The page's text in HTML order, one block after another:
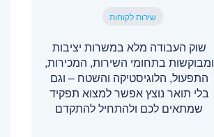
שירות לקוחות
שוק העבודה מלא במשרות יציבות
ומבוקשות בתחומי השירות, המכירות,
התפעול, הלוגיסטיקה והשטח – וגם
בלי תואר נוצץ אפשר למצוא תפקיד
שמתאים לכם ולהתחיל להתקדם